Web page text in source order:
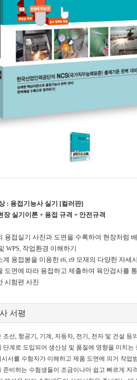
: 용접기능사 실기 [컬러판]
장 실기이론 + 용접 규격 + 안전규격
용접실기 사진과 도면을 수록하여 현장처럼
WPS, 작업환경 이해하기
용접봉을 이용한 t6, t9 모재의 다양한 자세
도면에 따라 용접하고 제출하여 육안검사를
시험편 사진
서평
조선, 항공기, 기계, 자동차, 전기, 전자 및 건설
단계로 도입되어 생산성 및 품질에 영향을 미치
시서를 수험자가 이해하고 제품 도면에 의거 작
준비하는 수험생들이 조금이나마 쉽고 빠르게